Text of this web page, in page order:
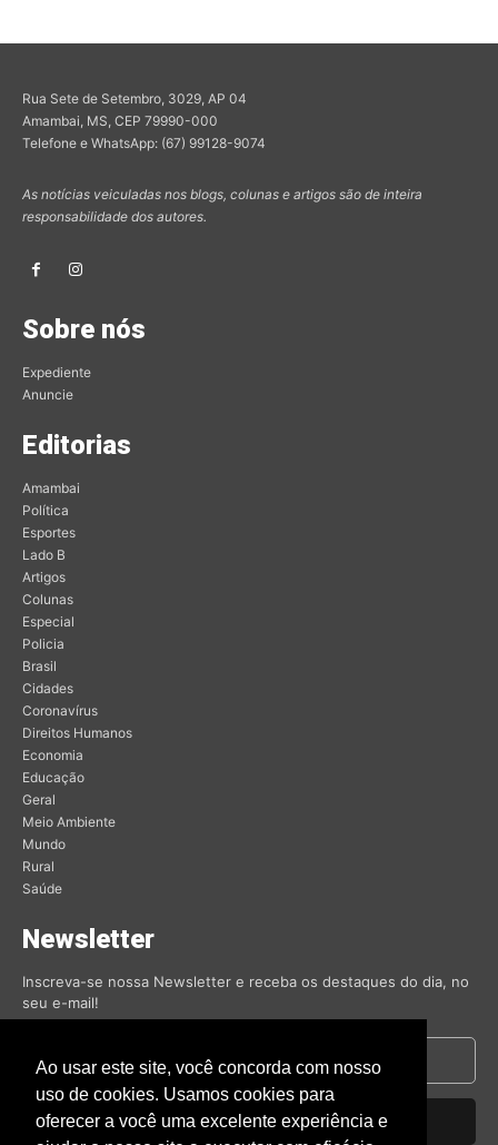
Rua Sete de Setembro, 3029, AP 04
Amambai, MS, CEP 79990-000
Telefone e WhatsApp: (67) 99128-9074
As notícias veiculadas nos blogs, colunas e artigos são de inteira
responsabilidade dos autores.
Sobre nós
Expediente
Anuncie
Editorias
Amambai
Política
Esportes
Lado B
Artigos
Colunas
Especial
Policia
Brasil
Cidades
Coronavírus
Direitos Humanos
Economia
Educação
Geral
Meio Ambiente
Mundo
Rural
Saúde
Newsletter
Inscreva-se nossa Newsletter e receba os destaques do dia, no
seu e-mail!
Inscrever-se
Ao usar este site, você concorda com nosso
uso de cookies. Usamos cookies para
oferecer a você uma excelente experiência e